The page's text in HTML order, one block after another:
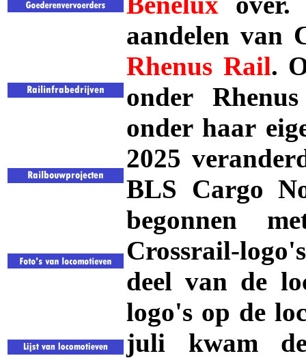
aandelen van
Rhenus Rail.
onder
onder haar
2025
BLS Cargo
begonnen
Crossrail-
deel van de
logo's op de
juli kwam